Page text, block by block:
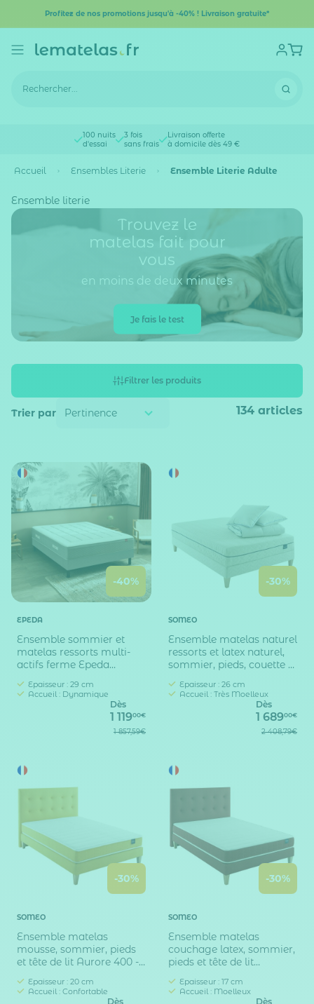
Profitez de nos promotions jusqu'à -40% ! Livraison gratuite*
100 nuits
d'essai
3 fois
sans frais
Livraison offerte
à domicile dès 49 €
Accueil Ensembles Literie Ensemble Literie Adulte
Ensemble literie
Trouvez le
matelas fait pour
vous
en moins de deux minutes
Je fais le test
Filtrer les produits
Trier par 134 articles
-40%
EPEDA
Ensemble sommier et
matelas ressorts multi-
actifs ferme Epeda
Epaisseur : 29 cm
Accueil : Dynamique
Dès
1 11900€
1 857,59€
-30%
SOMEO
Ensemble matelas naturel
ressorts et latex naturel,
sommier, pieds, couette et
SOMEO
Epaisseur : 26 cm
Accueil : Très Moelleux
Dès
1 68900€
2 408,79€
-30%
SOMEO
Ensemble matelas
mousse, sommier, pieds
et tête de lit Aurore 400 -
Epaisseur : 20 cm
Accueil : Confortable
Dès
-30%
SOMEO
Ensemble matelas
couchage latex, sommier,
pieds et tête de lit
Epaisseur : 17 cm
Accueil : Moelleux
Dès